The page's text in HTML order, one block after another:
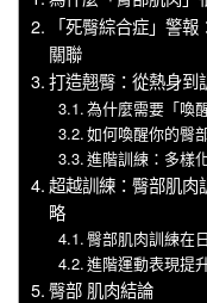
「死臀綜合症」警
關聯
打造翹臀：從熱身到
為什麼需要「喚
如何喚醒你的臀
進階訓練：多樣
超越訓練：臀部肌肉
略
臀部肌肉訓練在
進階運動表現提
臀部 肌肉結論